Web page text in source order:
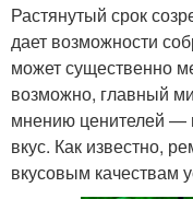
Растянутый срок
дает возможности
может существенно
возможно, главный
мнению ценителей
вкус. Как известно,
вкусовым качествам